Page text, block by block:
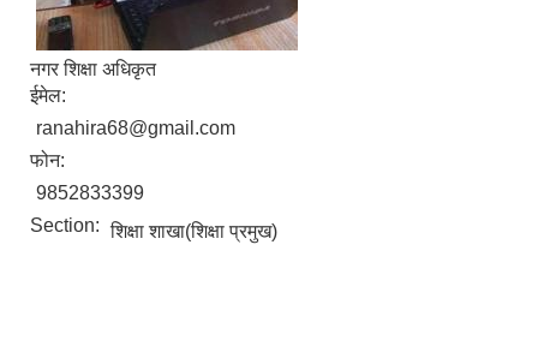
नगर शिक्षा अधिकृत
ईमेल:
ranahira68@gmail.com
फोन:
9852833399
Section: शिक्षा शाखा(शिक्षा प्रमुख)